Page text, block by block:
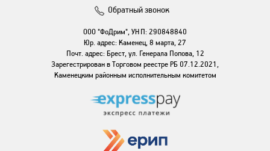
Обратный звонок
ООО "ФоДрим", УНП: 290848840
Юр. адрес: Каменец, 8 марта, 27
Почт. адрес: Брест, ул. Генерала Попова, 12
Зарегестрирован в Торговом реестре РБ 07.12.2021,
Каменецким районным исполнительным комитетом